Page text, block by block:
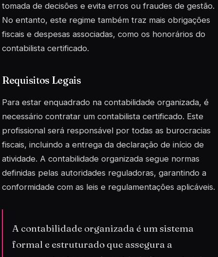
tomada de decisões e evita erros ou fraudes de gestão.
No entanto, este regime também traz mais obrigações
fiscais e despesas associadas, como os honorários do
contabilista certificado.
Requisitos Legais
Para estar enquadrado na contabilidade organizada, é
necessário contratar um contabilista certificado. Este
profissional será responsável por todas as burocracias
fiscais, incluindo a entrega da declaração de início de
atividade. A contabilidade organizada segue normas
definidas pelas autoridades reguladoras, garantindo a
conformidade com as leis e regulamentações aplicáveis.
A contabilidade organizada é um sistema
formal e estruturado que assegura a